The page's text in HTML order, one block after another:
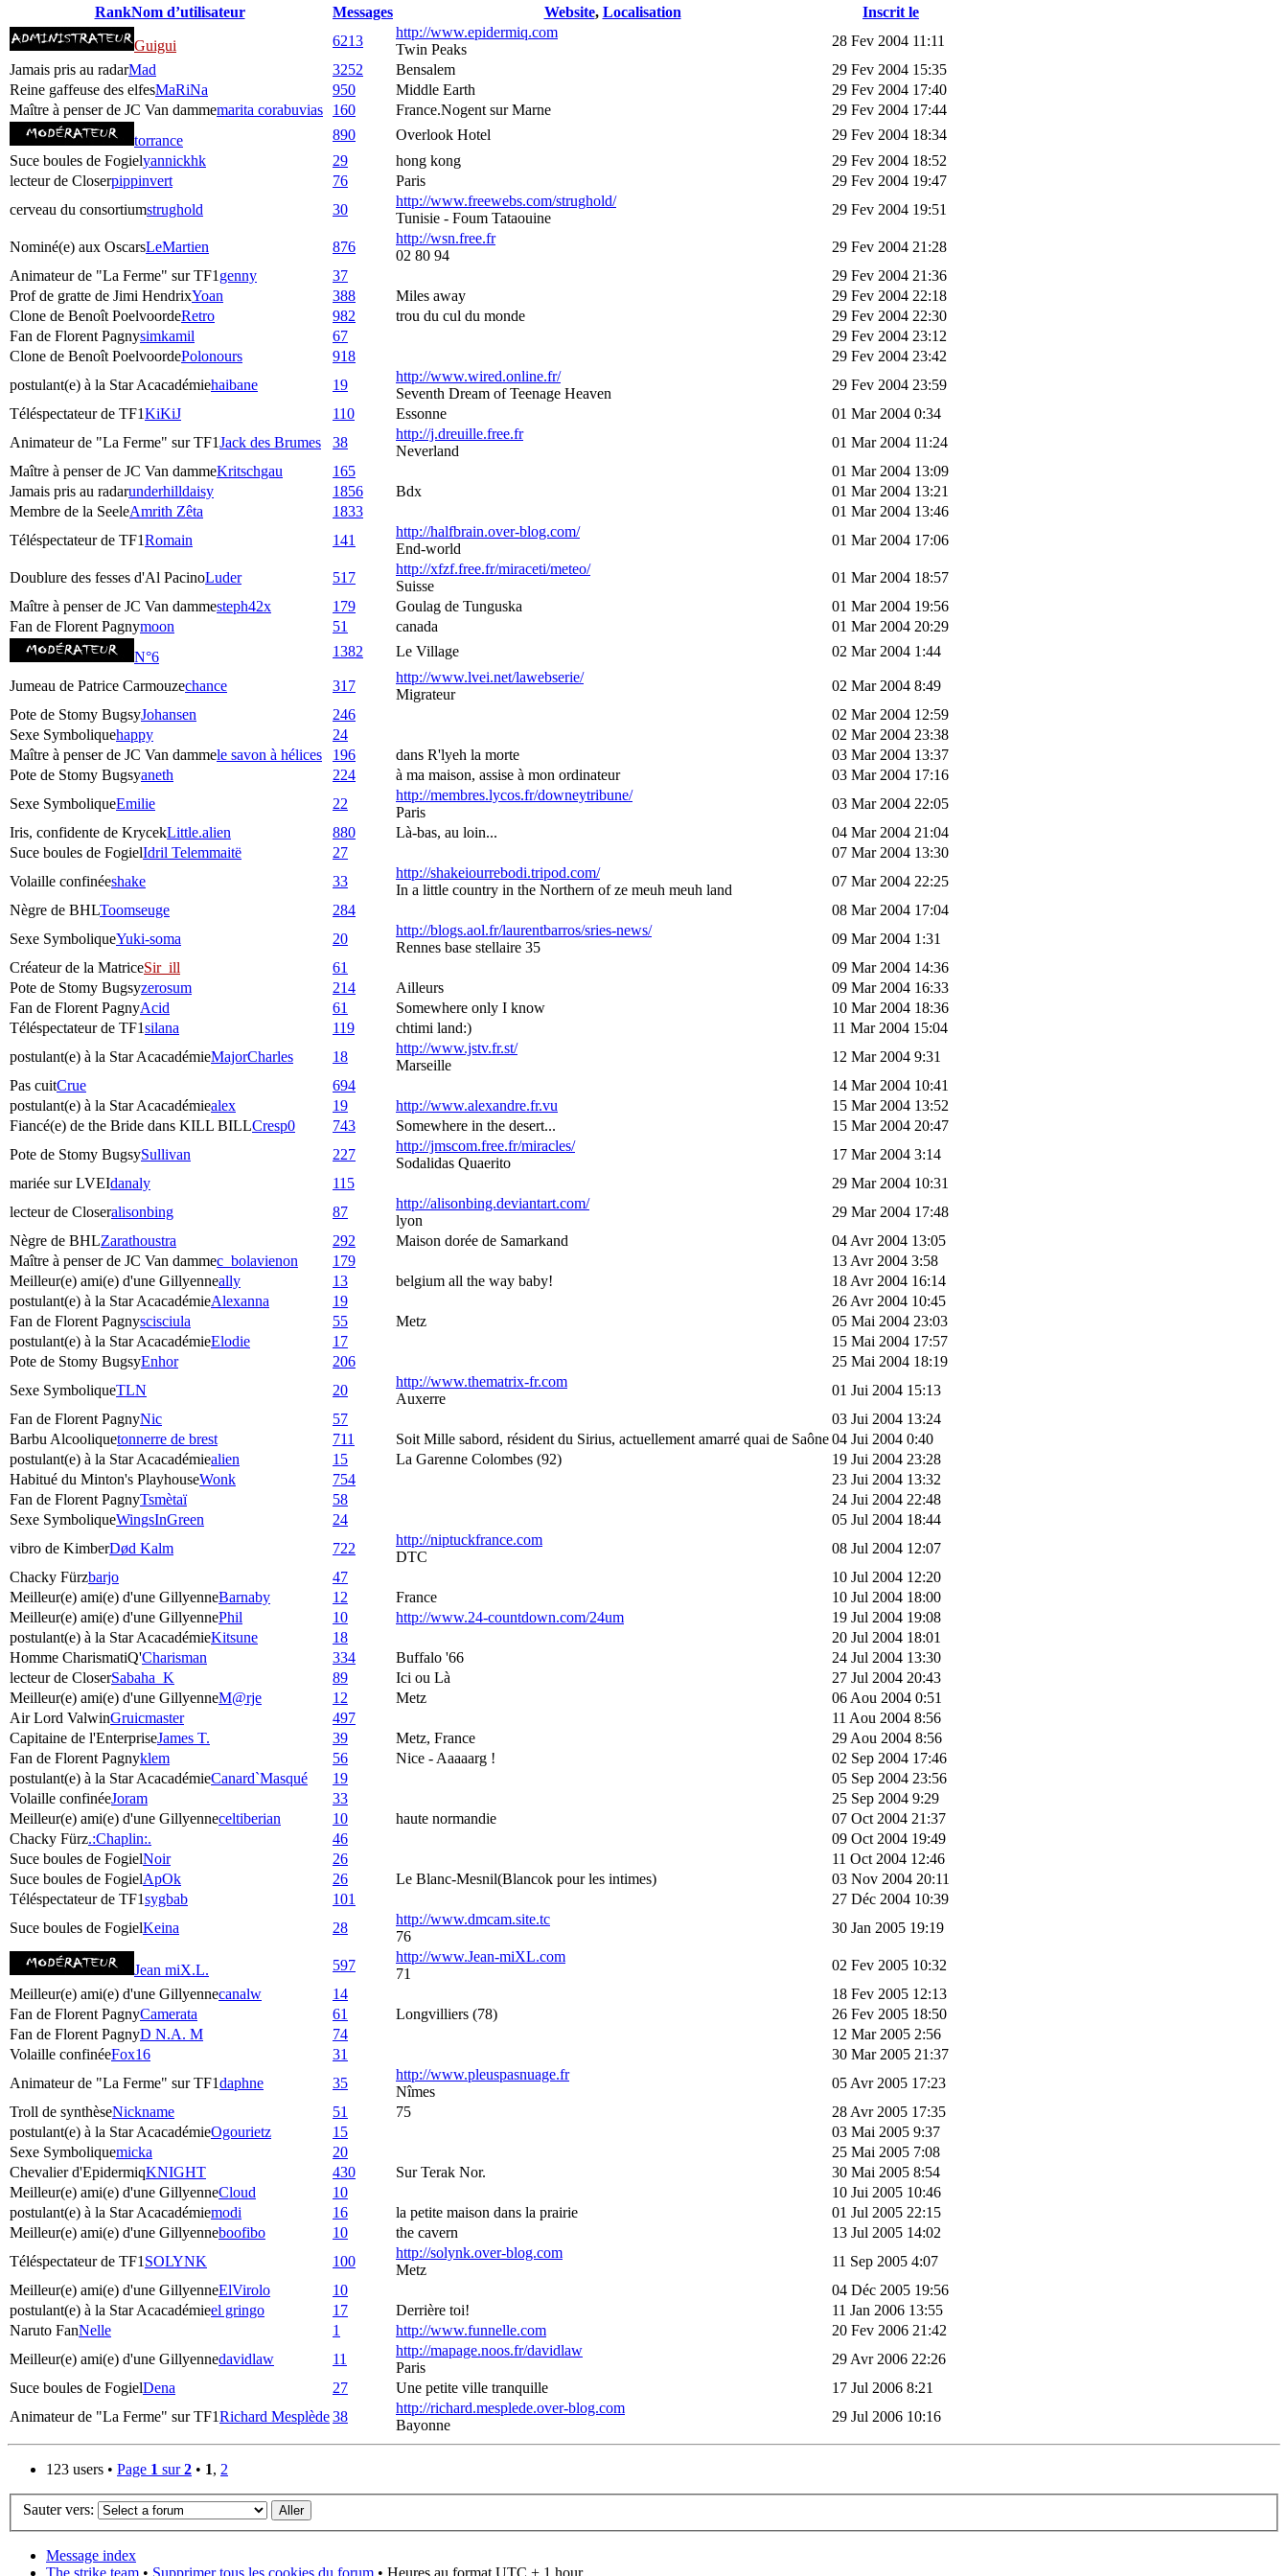
RankNom d’utilisateur Messages Website, Localisation Inscrit le
Guigui 6213
http://www.epidermiq.com
Twin Peaks
28 Fev 2004 11:11
Jamais pris au radarMad 3252 Bensalem
29 Fev 2004 15:35
Reine gaffeuse des elfesMaRiNa 950 Middle Earth
29 Fev 2004 17:40
Maître à penser de JC Van dammemarita corabuvias 160 France.Nogent sur Marne
29 Fev 2004 17:44
torrance
890 Overlook Hotel
29 Fev 2004 18:34
Suce boules de Fogielyannickhk 29 hong kong
29 Fev 2004 18:52
lecteur de Closerpippinvert 76 Paris
29 Fev 2004 19:47
cerveau du consortiumstrughold 30
http://www.freewebs.com/strughold/
Tunisie - Foum Tataouine
29 Fev 2004 19:51
Nominé(e) aux OscarsLeMartien 876
http://wsn.free.fr
02 80 94
29 Fev 2004 21:28
Animateur de "La Ferme" sur TF1 genny 37
29 Fev 2004 21:36
Prof de gratte de Jimi HendrixYoan 388 Miles away
29 Fev 2004 22:18
Clone de Benoît PoelvoordeRetro 982 trou du cul du monde
29 Fev 2004 22:30
Fan de Florent Pagnysimkamil 67
29 Fev 2004 23:12
Clone de Benoît PoelvoordePolonours 918
29 Fev 2004 23:42
postulant(e) à la Star Acacadémiehaibane 19
http://www.wired.online.fr/
Seventh Dream of Teenage Heaven
29 Fev 2004 23:59
Téléspectateur de TF1KiKiJ 110 Essonne
01 Mar 2004 0:34
Animateur de "La Ferme" sur TF1Jack des Brumes 38
http://j.dreuille.free.fr
Neverland
01 Mar 2004 11:24
Maître à penser de JC Van dammeKritschgau 165
01 Mar 2004 13:09
Jamais pris au radarunderhilldaisy 1856 Bdx
01 Mar 2004 13:21
Membre de la SeeleAmrith Zêta 1833
01 Mar 2004 13:46
Téléspectateur de TF1Romain 141
http://halfbrain.over-blog.com/
End-world
01 Mar 2004 17:06
Doublure des fesses d'Al PacinoLuder 517
http://xfzf.free.fr/miraceti/meteo/
Suisse
01 Mar 2004 18:57
Maître à penser de JC Van dammesteph42x 179 Goulag de Tunguska
01 Mar 2004 19:56
Fan de Florent Pagnymoon 51 canada
01 Mar 2004 20:29
N°6
1382 Le Village 02 Mar 2004 1:44
Jumeau de Patrice Carmouzechance 317
http://www.lvei.net/lawebserie/
Migrateur
02 Mar 2004 8:49
Pote de Stomy BugsyJohansen 246
02 Mar 2004 12:59
Sexe Symboliquehappy 24
02 Mar 2004 23:38
Maître à penser de JC Van dammele savon à hélices 196 dans R'lyeh la morte
03 Mar 2004 13:37
Pote de Stomy Bugsyaneth 224 à ma maison, assise à mon ordinateur
03 Mar 2004 17:16
Sexe SymboliqueEmilie 22
http://membres.lycos.fr/downeytribune/
Paris
03 Mar 2004 22:05
Iris, confidente de KrycekLittle.alien 880 Là-bas, au loin...
04 Mar 2004 21:04
Suce boules de FogielIdril Telemmaitë 27
07 Mar 2004 13:30
Volaille confinéeshake 33
http://shakeiourrebodi.tripod.com/
In a little country in the Northern of ze meuh meuh land
07 Mar 2004 22:25
Nègre de BHLToomseuge 284
08 Mar 2004 17:04
Sexe SymboliqueYuki-soma 20
http://blogs.aol.fr/laurentbarros/sries-news/
Rennes base stellaire 35
09 Mar 2004 1:31
Créateur de la MatriceSir_ill 61
09 Mar 2004 14:36
Pote de Stomy Bugsyzerosum 214 Ailleurs
09 Mar 2004 16:33
Fan de Florent PagnyAcid 61 Somewhere only I know
10 Mar 2004 18:36
Téléspectateur de TF1silana 119 chtimi land:)
11 Mar 2004 15:04
postulant(e) à la Star AcacadémieMajorCharles 18
http://www.jstv.fr.st/
Marseille
12 Mar 2004 9:31
Pas cuitCrue 694
14 Mar 2004 10:41
postulant(e) à la Star Acacadémiealex 19 http://www.alexandre.fr.vu
15 Mar 2004 13:52
Fiancé(e) de the Bride dans KILL BILLCresp0 743 Somewhere in the desert...
15 Mar 2004 20:47
Pote de Stomy BugsySullivan 227
http://jmscom.free.fr/miracles/
Sodalidas Quaerito
17 Mar 2004 3:14
mariée sur LVEIdanaly 115
29 Mar 2004 10:31
lecteur de Closeralisonbing 87
http://alisonbing.deviantart.com/
lyon
29 Mar 2004 17:48
Nègre de BHLZarathoustra 292 Maison dorée de Samarkand
04 Avr 2004 13:05
Maître à penser de JC Van dammec_bolavienon 179
13 Avr 2004 3:58
Meilleur(e) ami(e) d'une Gillyenneally 13 belgium all the way baby!
18 Avr 2004 16:14
postulant(e) à la Star AcacadémieAlexanna 19
26 Avr 2004 10:45
Fan de Florent Pagnyscisciula 55 Metz
05 Mai 2004 23:03
postulant(e) à la Star AcacadémieElodie 17
15 Mai 2004 17:57
Pote de Stomy BugsyEnhor 206
25 Mai 2004 18:19
Sexe SymboliqueTLN 20
http://www.thematrix-fr.com
Auxerre
01 Jui 2004 15:13
Fan de Florent PagnyNic 57
03 Jui 2004 13:24
Barbu Alcooliquetonnerre de brest 711 Soit Mille sabord, résident du Sirius, actuellement amarré quai de Saône04 Jui 2004 0:40
postulant(e) à la Star Acacadémiealien 15 La Garenne Colombes (92)
19 Jui 2004 23:28
Habitué du Minton's PlayhouseWonk 754
23 Jui 2004 13:32
Fan de Florent PagnyTsmètaï 58
24 Jui 2004 22:48
Sexe SymboliqueWingsInGreen 24
05 Jul 2004 18:44
vibro de KimberDød Kalm 722
http://niptuckfrance.com
DTC
08 Jul 2004 12:07
Chacky Fürzbarjo 47
10 Jul 2004 12:20
Meilleur(e) ami(e) d'une GillyenneBarnaby 12 France
10 Jul 2004 18:00
Meilleur(e) ami(e) d'une GillyennePhil 10 http://www.24-countdown.com/24um
19 Jul 2004 19:08
postulant(e) à la Star AcacadémieKitsune 18
20 Jul 2004 18:01
Homme CharismatiQ'Charisman 334 Buffalo '66
24 Jul 2004 13:30
lecteur de CloserSabaha_K 89 Ici ou Là
27 Jul 2004 20:43
Meilleur(e) ami(e) d'une GillyenneM@rje 12 Metz
06 Aou 2004 0:51
Air Lord ValwinGruicmaster 497
11 Aou 2004 8:56
Capitaine de l'EnterpriseJames T. 39 Metz, France
29 Aou 2004 8:56
Fan de Florent Pagnyklem 56 Nice - Aaaaarg !
02 Sep 2004 17:46
postulant(e) à la Star AcacadémieCanard`Masqué 19
05 Sep 2004 23:56
Volaille confinéeJoram 33
25 Sep 2004 9:29
Meilleur(e) ami(e) d'une Gillyenneceltiberian 10 haute normandie
07 Oct 2004 21:37
Chacky Fürz.:Chaplin:. 46
09 Oct 2004 19:49
Suce boules de FogielNoir 26
11 Oct 2004 12:46
Suce boules de FogielApOk 26 Le Blanc-Mesnil(Blancok pour les intimes)
03 Nov 2004 20:11
Téléspectateur de TF1sygbab 101
27 Déc 2004 10:39
Suce boules de FogielKeina 28
http://www.dmcam.site.tc
76
30 Jan 2005 19:19
Jean miX.L. 597
http://www.Jean-miXL.com
71
02 Fev 2005 10:32
Meilleur(e) ami(e) d'une Gillyennecanalw 14
18 Fev 2005 12:13
Fan de Florent PagnyCamerata 61 Longvilliers (78)
26 Fev 2005 18:50
Fan de Florent PagnyD N.A. M 74
12 Mar 2005 2:56
Volaille confinéeFox16 31
30 Mar 2005 21:37
Animateur de "La Ferme" sur TF1daphne 35
http://www.pleuspasnuage.fr
Nîmes
05 Avr 2005 17:23
Troll de synthèseNickname 51 75
28 Avr 2005 17:35
postulant(e) à la Star AcacadémieOgourietz 15
03 Mai 2005 9:37
Sexe Symboliquemicka 20
25 Mai 2005 7:08
Chevalier d'EpidermiqKNIGHT 430 Sur Terak Nor.
30 Mai 2005 8:54
Meilleur(e) ami(e) d'une GillyenneCloud 10
10 Jui 2005 10:46
postulant(e) à la Star Acacadémiemodi 16 la petite maison dans la prairie
01 Jul 2005 22:15
Meilleur(e) ami(e) d'une Gillyenneboofibo 10 the cavern
13 Jul 2005 14:02
Téléspectateur de TF1 SOLYNK 100
http://solynk.over-blog.com
Metz
11 Sep 2005 4:07
Meilleur(e) ami(e) d'une GillyenneElVirolo 10
04 Déc 2005 19:56
postulant(e) à la Star Acacadémieel gringo 17 Derrière toi!
11 Jan 2006 13:55
Naruto FanNelle 1 http://www.funnelle.com
20 Fev 2006 21:42
Meilleur(e) ami(e) d'une Gillyennedavidlaw 11
http://mapage.noos.fr/davidlaw
Paris
29 Avr 2006 22:26
Suce boules de FogielDena 27 Une petite ville tranquille
17 Jul 2006 8:21
Animateur de "La Ferme" sur TF1Richard Mesplède38
http://richard.mesplede.over-blog.com
Bayonne
29 Jul 2006 10:16
123 users • Page 1 sur2 • 1, 2
Sauter vers:
Message index